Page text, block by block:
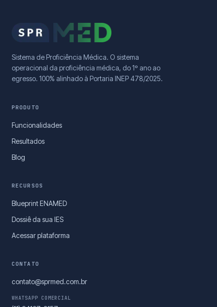
Sistema de Proficiência Médica. O sistema
operacional da proficiência médica, do 1º ano ao
egresso. 100% alinhado à Portaria INEP 478/2025.
PRODUTO
Funcionalidades
Resultados
Blog
RECURSOS
Blueprint ENAMED
Dossiê da sua IES
Acessar plataforma
CONTATO
contato@sprmed.com.br
WHATSAPP COMERCIAL